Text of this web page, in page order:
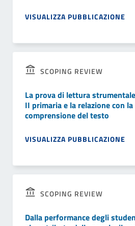
VISUALIZZA PUBBLICAZIONE
SCOPING REVIEW
La prova di lettura
II primaria e la relazione con la
comprensione del testo
VISUALIZZA PUBBLICAZIONE
SCOPING REVIEW
Dalla performance degli